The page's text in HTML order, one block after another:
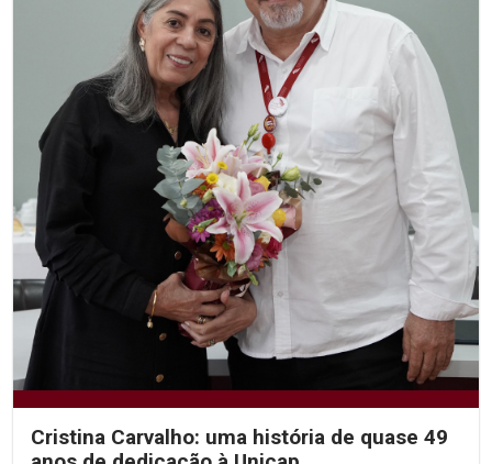
Cristina Carvalho: uma história de quase 49